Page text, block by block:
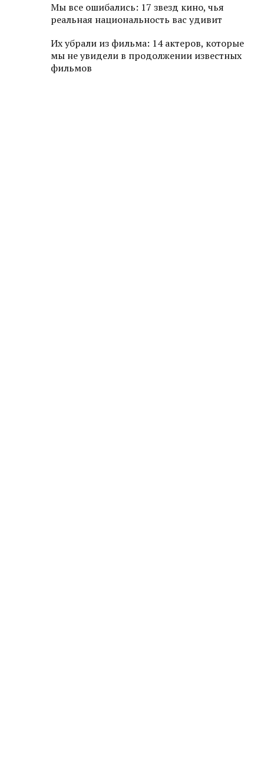
Мы все ошибались: 17 звезд кино, чья
реальная национальность вас удивит
Их убрали из фильма: 14 актеров, которые
мы не увидели в продолжении известных
фильмов